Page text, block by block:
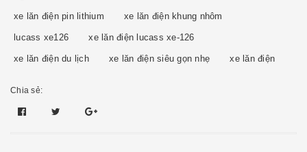
xe lăn điện pin lithium xe lăn điện khung nhôm
lucass xe126 xe lăn điện lucass xe-126
xe lăn điện du lịch xe lăn điện siêu gọn nhẹ xe lăn điện
Chia sẻ: